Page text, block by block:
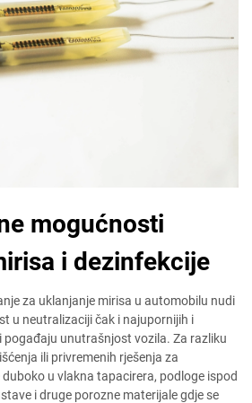
mogućnosti
i dezinfekcije
za uklanjanje mirisa u automobilu nudi
u neutralizaciji čak i najupornijih i
pogađaju unutrašnjost vozila. Za razliku
ili privremenih rješenja za
u vlakna tapacirera, podloge ispod
i druge porozne materijale gdje se